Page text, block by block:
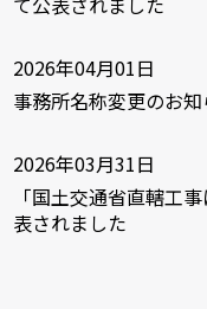
2026年04月01日
事務所名称変更のお知
2026年03月31日
「国土交通省直轄工
表されました